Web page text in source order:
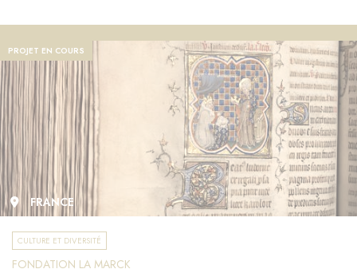
PROJET EN COURS
FRANCE
CULTURE ET DIVERSITÉ
FONDATION LA MARCK